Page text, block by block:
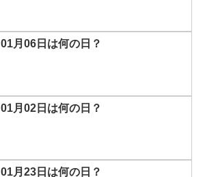
01月06日は何の日？
01月02日は何の日？
01月23日は何の日？